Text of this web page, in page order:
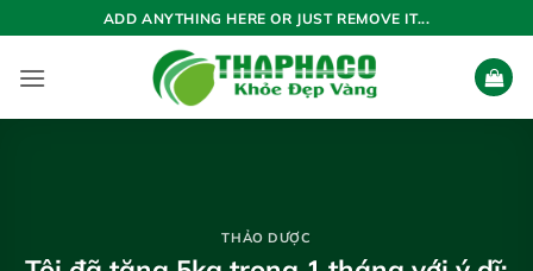
qua
nội
ADD ANYTHING HERE OR JUST REMOVE IT...
THẢO DƯỢC